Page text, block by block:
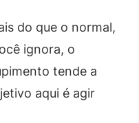
do que o normal,
ignora, o
tende a
aqui é agir